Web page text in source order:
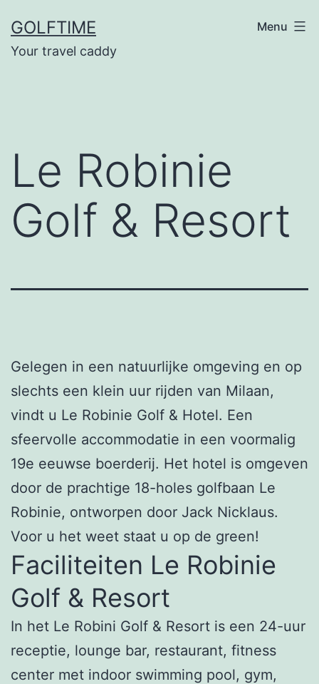
naar
de
GOLFTIME
Your travel caddy
Menu
Le Robinie
Golf & Resort
Gelegen in een natuurlijke omgeving en op
slechts een klein uur rijden van Milaan,
vindt u Le Robinie Golf & Hotel. Een
sfeervolle accommodatie in een voormalig
19e eeuwse boerderij. Het hotel is omgeven
door de prachtige 18-holes golfbaan Le
Robinie, ontworpen door Jack Nicklaus.
Voor u het weet staat u op de green!
Faciliteiten Le Robinie
Golf & Resort
In het Le Robini Golf & Resort is een 24-uur
receptie, lounge bar, restaurant, fitness
center met indoor swimming pool, gym,